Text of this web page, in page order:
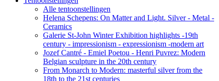
Alle tentoonstellingen
Helena Schepens: On Matter and Light. Silver - Metal -
Ceramics
Galerie St-John Winter Exhibition highlights -19th
century - impressionism - expressionism -modern art
Jozef Cantré - Emiel Poetou - Henri Puvrez: Modern
Belgian sculpture in the 20th century
From Monarch to Modern: masterful silver from the
18th to the 21st centuries